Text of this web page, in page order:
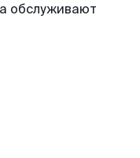
обслуживают